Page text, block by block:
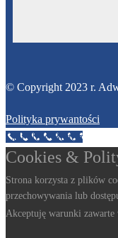
© Copyright 2023 r.
Polityka prywantości
Call Now Button
Cookies &
Strona korzysta z plików
przechowywania lub
Akceptuję warunki zawarte